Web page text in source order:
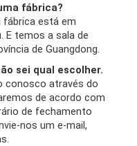
fábrica?
está em
E temos a sala de
de Guangdong.
sei qual escolher.
conosco através do
de acordo com
de fechamento
nos um e-mail,